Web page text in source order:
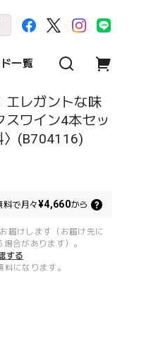
一覧
エレガントな味
ワイン4本セッ
〉(B704116)
料で月々¥4,660から
届けします（お届け先に
合があります）。
する
になります。